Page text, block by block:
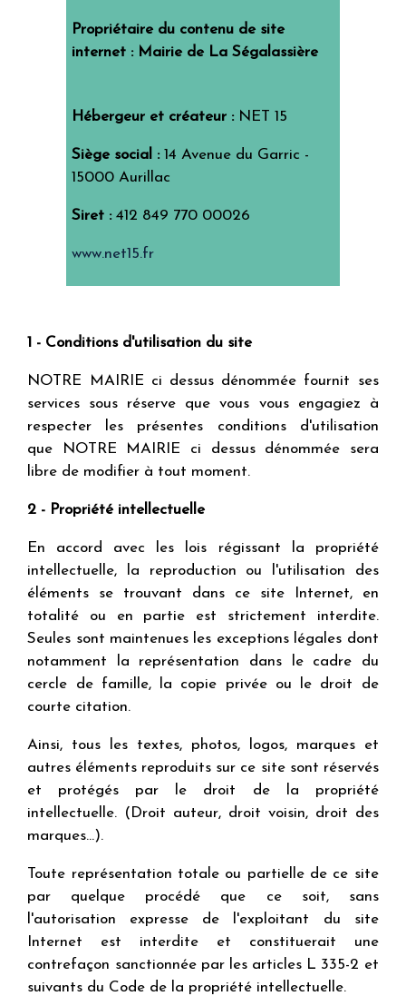
Propriétaire du contenu de site
internet: Mairie de La Ségalassière
Hébergeur et créateur:NET 15
Siège social :14 Avenue du Garric -
15000 Aurillac
Siret:412 849 770 00026
www.net15.fr
1 - Conditions d'utilisation du site
NOTRE MAIRIE ci dessus dénommée fournit ses
services sous réserve que vous vous engagiez à
respecter les présentes conditions d'utilisation
que NOTRE MAIRIE ci dessus dénommée sera
libre de modifier à tout moment.
2 - Propriété intellectuelle
En accord avec les lois régissant la propriété
intellectuelle, la reproduction ou l'utilisation des
éléments se trouvant dans ce site Internet, en
totalité ou en partie est strictement interdite.
Seules sont maintenues les exceptions légales dont
notamment la représentation dans le cadre du
cercle de famille, la copie privée ou le droit de
courte citation.
Ainsi, tous les textes, photos, logos, marques et
autres éléments reproduits sur ce site sont réservés
et protégés par le droit de la propriété
intellectuelle. (Droit auteur, droit voisin, droit des
marques…).
Toute représentation totale ou partielle de ce site
par quelque procédé que ce soit, sans
l'autorisation expresse de l'exploitant du site
Internet est interdite et constituerait une
contrefaçon sanctionnée par les articles L 335-2 et
suivants du Code de la propriété intellectuelle.